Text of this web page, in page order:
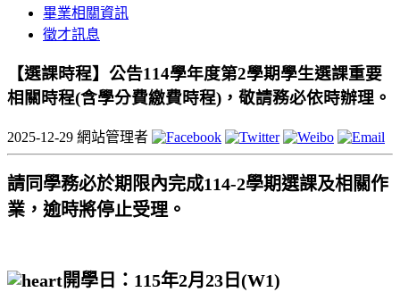
畢業相關資訊
徵才訊息
【選課時程】公告114學年度第2學期學生選課重要
相關時程(含學分費繳費時程)，敬請務必依時辦理。
2025-12-29 網站管理者
請同學務必於期限內完成114-2學期選課及相關作
業，逾時將停止受理。
開學日：115年2月23日(W1)